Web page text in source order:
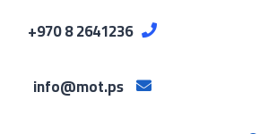
2641236 8 970+